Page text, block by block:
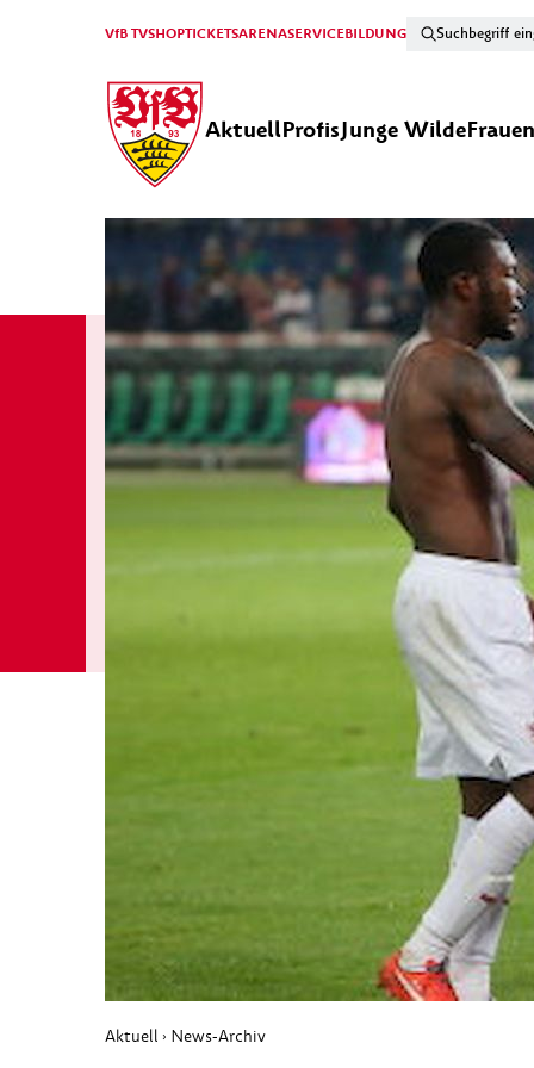
VfB TVSHOPTICKETSARENASERVICEBILDUNG
AktuellProfisJunge WildeFrauen
Aktuell › News-Archiv